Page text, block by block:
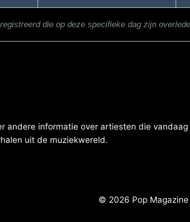
die op deze specifieke dag zijn
andere informatie over artiesten die
uit de muziekwereld.
© 2026 Pop Magazine